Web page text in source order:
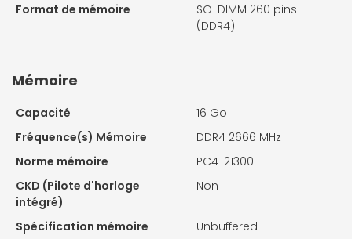
Format de mémoire
SO-DIMM 260 pins
(DDR4)
Mémoire
Capacité
16 Go
Fréquence(s) Mémoire
DDR4 2666 MHz
Norme mémoire
PC4-21300
CKD (Pilote d'horloge
intégré)
Non
Spécification mémoire
Unbuffered